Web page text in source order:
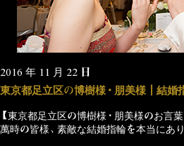
2016 年 11 月 22 日
東京都足立区の博樹様・朋美様┃結婚
【東京都足立区の博樹様・朋美様のお言葉
萬時の皆様、素敵な結婚指輪を本当にあ